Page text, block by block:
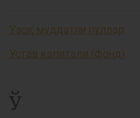
Узоқ муддатли пуллар
Устав капитали (фонд)
Ў